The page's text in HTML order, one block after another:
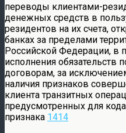
переводы клиентами-
денежных средств в
резидентов на их счета,
банках за пределами
Российской Федерации, в
исполнения обязательств
договорам, за
наличия признаков
клиента транзитных
предусмотренных для
признака 1414